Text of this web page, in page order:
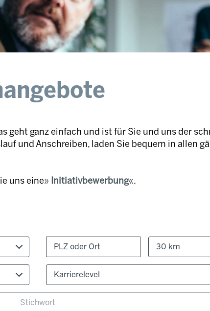
geht ganz einfach und ist für Sie und uns der
und Anschreiben, laden Sie bequem in allen
uns eine Initiativbewerbung .
30 km
Karrierelevel